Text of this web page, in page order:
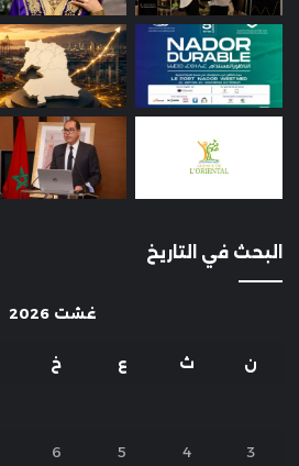
البحث في التاريخ
غشت 2026
ن ث ع خ
3
4
5
6